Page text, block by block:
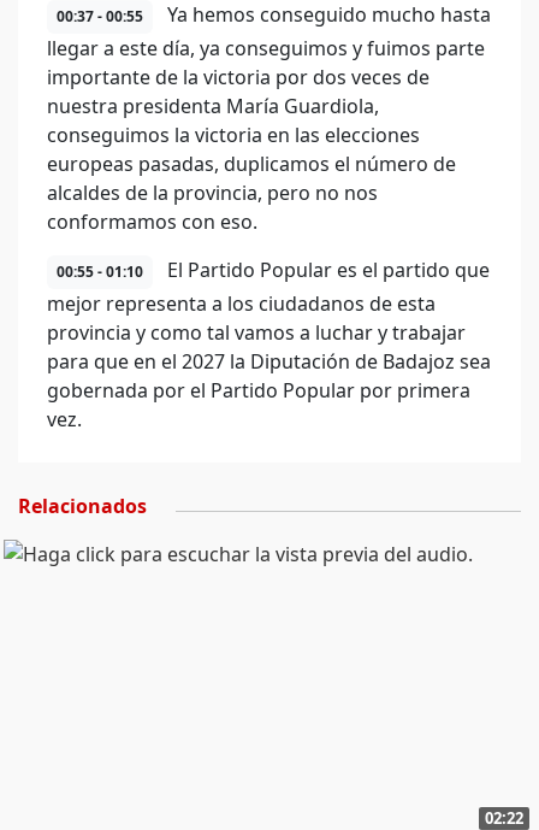
00:37 - 00:55
Ya hemos conseguido mucho hasta
llegar a este día, ya conseguimos y fuimos parte
importante de la victoria por dos veces de
nuestra presidenta María Guardiola,
conseguimos la victoria en las elecciones
europeas pasadas, duplicamos el número de
alcaldes de la provincia, pero no nos
conformamos con eso.
00:55 - 01:10
El Partido Popular es el partido que
mejor representa a los ciudadanos de esta
provincia y como tal vamos a luchar y trabajar
para que en el 2027 la Diputación de Badajoz sea
gobernada por el Partido Popular por primera
vez.
Relacionados
02:22